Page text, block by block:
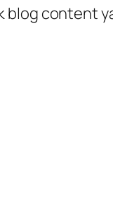
content